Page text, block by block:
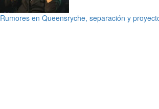
Rumores en Queensryche, separación y